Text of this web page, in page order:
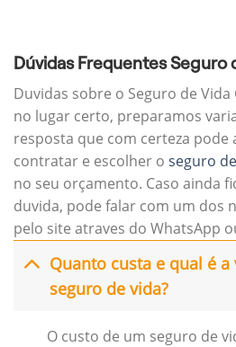
Dúvidas Frequentes Seguro
Duvidas sobre o Seguro de Vida
no lugar certo, preparamos
resposta que com certeza pode
contratar e escolher o seguro
no seu orçamento. Caso ainda
duvida, pode falar com um dos
pelo site atraves do WhatsApp
Quanto custa e qual é
seguro de vida?
O custo de um seguro de